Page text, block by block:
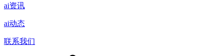
ai资讯
ai动态
联系我们